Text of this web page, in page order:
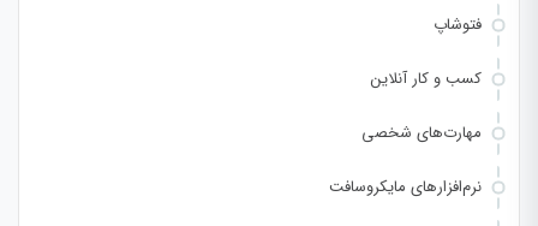
فتوشاپ
کسب و کار آنلاین
مهارت‌های شخصی
نرم‌افزارهای مایکروسافت